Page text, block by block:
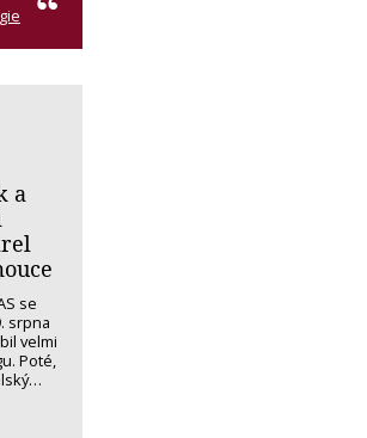
a
se
srpna
velmi
Poté,